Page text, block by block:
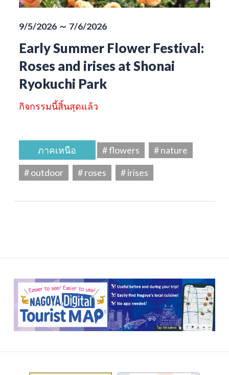
9/5/2026 ～ 7/6/2026
Early Summer Flower Festival:
Roses and irises at Shonai
Ryokuchi Park
กิจกรรมนี้สิ้นสุดแล้ว
ภาคเหนือ # flowers
# nature
# outdoor
# roses # irises